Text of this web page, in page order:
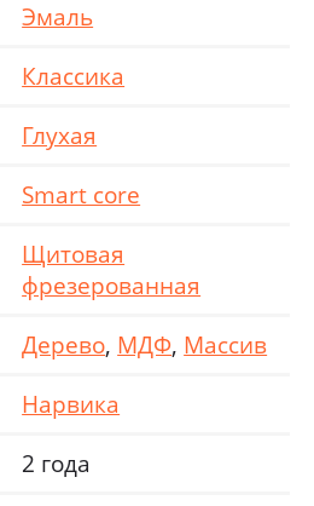
Эмаль
Классика
Глухая
Smart core
Щитовая
фрезерованная
Дерево, МДФ, Массив
Нарвика
2 года